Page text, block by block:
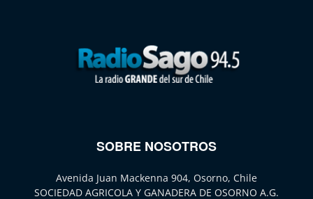
SOBRE NOSOTROS
Avenida Juan Mackenna 904, Osorno, Chile
SOCIEDAD AGRICOLA Y GANADERA DE OSORNO A.G.